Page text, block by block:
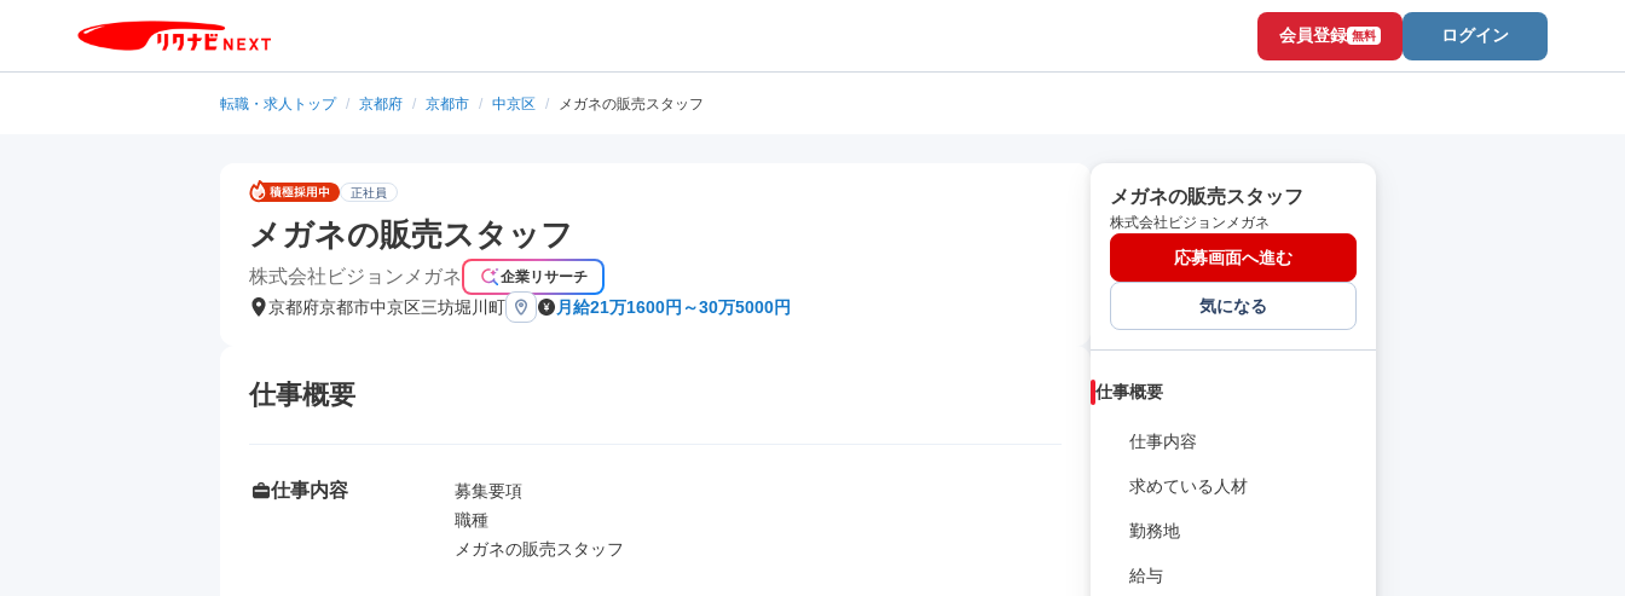
会員登録 無料 ログイン
転職・求人トップ / 京都府 / 京都市 / 中京区 / メガネの販売スタッフ
正社員
メガネの販売スタッフ
株式会社ビジョンメガネ 企業リサーチ
京都府京都市中京区三坊堀川町 月給21万1600円～30万5000円
仕事概要
仕事内容
募集要項
職種
メガネの販売スタッフ
メガネの販売スタッフ
株式会社ビジョンメガネ
応募画面へ進む
気になる
仕事概要
仕事内容
求めている人材
勤務地
給与